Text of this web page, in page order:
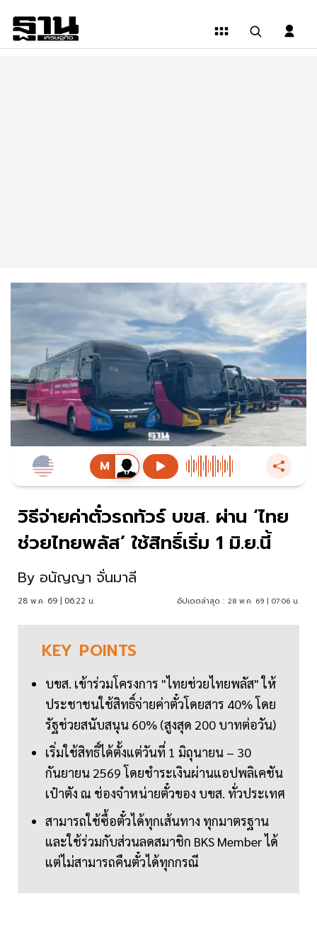
วิธีจ่ายค่าตั๋วรถทัวร์ บขส. ผ่าน ‘ไทย
ช่วยไทยพลัส’ ใช้สิทธิ์เริ่ม 1 มิ.ย.นี้
By อนัญญา จั่นมาลี
28 พ.ค. 69 | 06:22 น. อัปเดตล่าสุด : 28 พ.ค. 69 | 07:06 น.
KEY POINTS
บขส. เข้าร่วมโครงการ "ไทยช่วยไทยพลัส" ให้
ประชาชนใช้สิทธิ์จ่ายค่าตั๋วโดยสาร 40% โดย
รัฐช่วยสนับสนุน 60% (สูงสุด 200 บาทต่อวัน)
เริ่มใช้สิทธิ์ได้ตั้งแต่วันที่ 1 มิถุนายน – 30
กันยายน 2569 โดยชำระเงินผ่านแอปพลิเคชัน
เป๋าตัง ณ ช่องจำหน่ายตั๋วของ บขส. ทั่วประเทศ
สามารถใช้ซื้อตั๋วได้ทุกเส้นทาง ทุกมาตรฐาน
และใช้ร่วมกับส่วนลดสมาชิก BKS Member ได้
แต่ไม่สามารถคืนตั๋วได้ทุกกรณี